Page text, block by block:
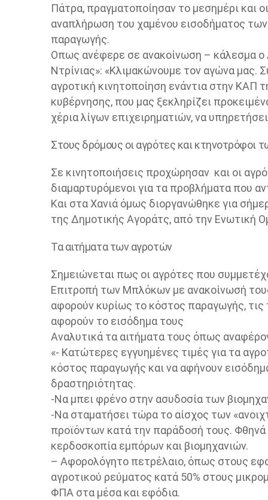
Πάτρα, πραγματοποίησαν το μεσημέρι και
αναπλήρωση του χαμένου εισοδήματος
παραγωγής.
Οπως ανέφερε σε ανακοίνωση – κάλεσμα ο
Ντρίνιας»: «Κλιμακώνουμε τον αγώνα μας.
αγροτική κινητοποίηση ενάντια στην ΚΑΠ
κυβέρνησης, που μας ξεκληρίζει
χέρια λίγων επιχειρηματιών, να
Στους δρόμους οι αγρότες και κτηνοτρόφοι
Σε κινητοποιήσεις προχώρησαν και οι
διαμαρτυρόμενοι για τα προβλήματα που
Και στα Χανιά όμως διοργανώθηκε για
της Δημοτικής Αγοράτς, από την Ενωτική
Τα αιτήματα των αγροτών
Σημειώνεται πως οι αγρότες που
Επιτροπή των Μπλόκων με ανακοίνωσή
αφορούν κυρίως το κόστος παραγωγής,
αφορούν το εισόδημα τους
Αναλυτικά τα αιτήματα τους όπως
«- Κατώτερες εγγυημένες τιμές για τα
κόστος παραγωγής και να αφήνουν
δραστηριότητας.
-Να μπει φρένο στην ασυδοσία των
-Να σταματήσει τώρα το αίσχος των
προϊόντων κατά την παράδοσή τους. Φθηνά
κερδοσκοπία εμπόρων και βιομηχανιών.
– Αφορολόγητο πετρέλαιο, όπως στους
αγροτικού ρεύματος κατά 50% στους
ΦΠΑ στα μέσα και εφόδια.